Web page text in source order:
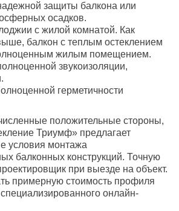
защиты балкона или
осадков.
с жилой комнатой. Как
балкон с теплым остеклением
жилым помещением.
звукоизоляции,
герметичности
положительные стороны,
Триумф» предлагает
условия монтажа
балконных конструкций. Точную
при выезде на объект.
примерную стоимость профиля
онлайн-